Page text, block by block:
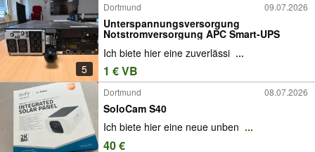
5
Dortmund 09.07.2026
Unterspannungsversorgung
Notstromversorgung APC Smart-UPS
Ich biete hier eine zuverlässi ...
1 € VB
Dortmund 08.07.2026
SoloCam S40
Ich biete hier eine neue unben ...
40 €